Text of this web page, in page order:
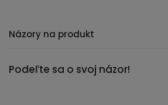
Názory na produkt
Podeľte sa o svoj názor!